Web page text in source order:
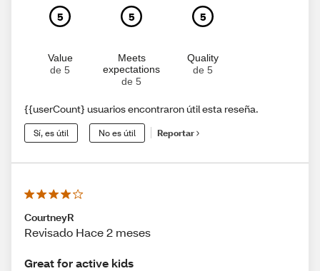
5
Value
de 5
5
Meets
expectations
de 5
5
Quality
de 5
{{userCount} usuarios encontraron útil esta reseña.
Sí, es útil No es útil Reportar
CourtneyR
Revisado Hace 2 meses
Great for active kids